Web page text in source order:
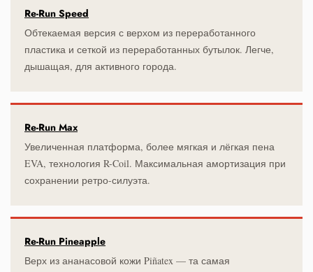
Re-Run Speed
Обтекаемая версия с верхом из переработанного
пластика и сеткой из переработанных бутылок. Легче,
дышащая, для активного города.
Re-Run Max
Увеличенная платформа, более мягкая и лёгкая пена
EVA, технология R-Coil. Максимальная амортизация при
сохранении ретро-силуэта.
Re-Run Pineapple
Верх из ананасовой кожи Piñatex — та самая